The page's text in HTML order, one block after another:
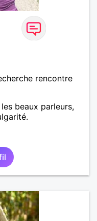
rencontre
beaux parleurs,